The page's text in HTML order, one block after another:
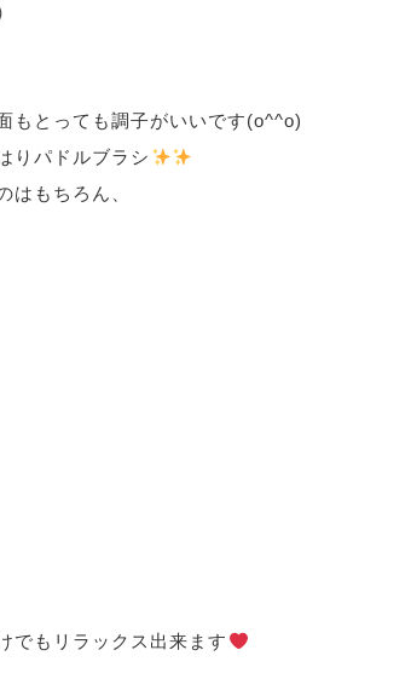
もとっても調子がいいです(o^^o)
りパドルブラシ
はもちろん、
でもリラックス出来ます